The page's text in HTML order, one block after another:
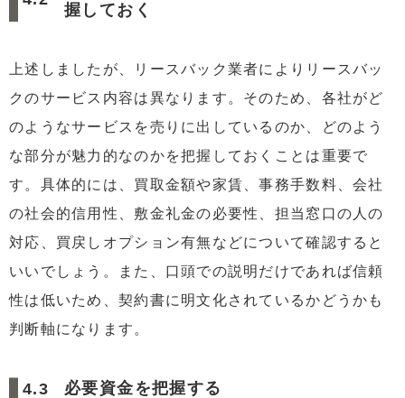
握しておく
上述しましたが、リースバック業者によりリースバッ
クのサービス内容は異なります。そのため、各社がど
のようなサービスを売りに出しているのか、どのよう
な部分が魅力的なのかを把握しておくことは重要で
す。具体的には、買取金額や家賃、事務手数料、会社
の社会的信用性、敷金礼金の必要性、担当窓口の人の
対応、買戻しオプション有無などについて確認すると
いいでしょう。また、口頭での説明だけであれば信頼
性は低いため、契約書に明文化されているかどうかも
判断軸になります。
必要資金を把握する